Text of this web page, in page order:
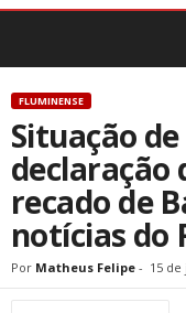
FLUMINENSE
Situação
declaração
recado de
notícias do
Por Matheus Felipe - 15 de